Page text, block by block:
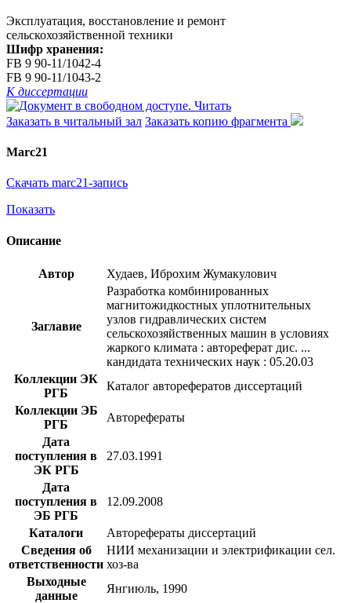
Эксплуатация, восстановление и ремонт
сельскохозяйственной техники
Шифр хранения:
FB 9 90-11/1042-4
FB 9 90-11/1043-2
К диссертации
Читать
Заказать в читальный зал Заказать копию фрагмента
Marc21
Скачать marc21-запись
Показать
Описание
Автор Худаев, Иброхим Жумакулович
Заглавие
Разработка комбинированных
магнитожидкостных уплотнительных
узлов гидравлических систем
сельскохозяйственных машин в условиях
жаркого климата : автореферат дис. ...
кандидата технических наук : 05.20.03
Коллекции ЭК
РГБ
Каталог авторефератов диссертаций
Коллекции ЭБ
РГБ
Авторефераты
Дата
поступления в
ЭК РГБ
27.03.1991
Дата
поступления в
ЭБ РГБ
12.09.2008
Каталоги
Авторефераты диссертаций
Сведения об
ответственности
НИИ механизации и электрификации сел.
хоз-ва
Выходные
данные
Янгиюль, 1990